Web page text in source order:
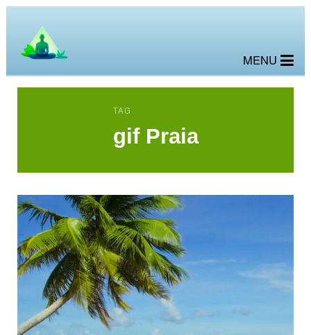
MENU
TAG
gif Praia